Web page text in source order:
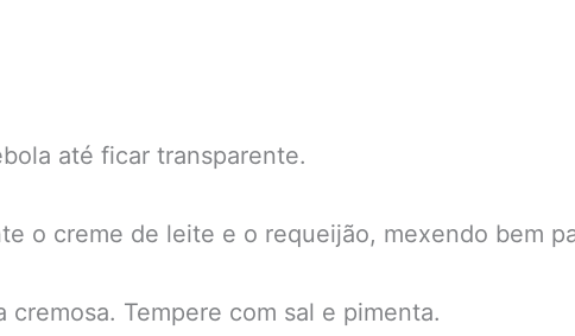
até ficar transparente.
o creme de leite e o requeijão, mexendo bem
Tempere com sal e pimenta.